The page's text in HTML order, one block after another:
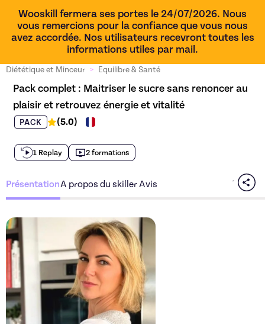
Wooskill fermera ses portes le 24/07/2026. Nous
vous remercions pour la confiance que vous nous
avez accordée. Nos utilisateurs recevront toutes les
informations utiles par mail.
Diététique et Minceur > Equilibre & Santé
Pack complet : Maitriser le sucre sans renoncer au
plaisir et retrouvez énergie et vitalité
PACK (5.0)
1 Replay 2 formations
PrésentationA propos du skillerAvis